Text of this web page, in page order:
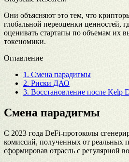
Они объясняют это тем, что
глобальной переоценки ценностей,
оценивать стартапы по объемам их
токеномики.
Оглавление
1. Смена парадигмы
2. Риски ДАО
3. Восстановление после Kelp
Смена парадигмы
С 2023 года DeFi-протоколы
комиссий, полученных от реальных
сформировав отрасль с регулярной